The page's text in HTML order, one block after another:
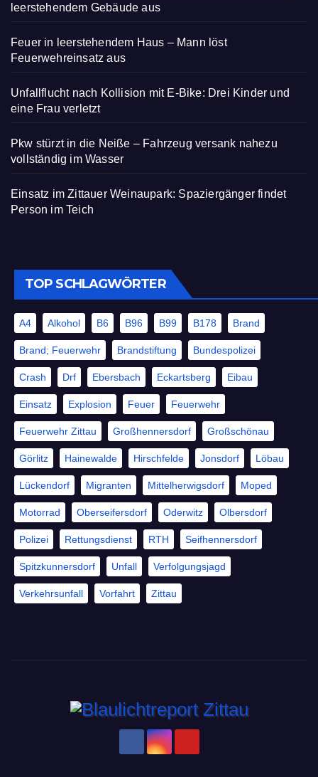
leerstehendem Gebäude aus
Feuer in leerstehendem Haus – Mann löst
Feuerwehreinsatz aus
Unfallflucht nach Kollision mit E-Bike: Drei Kinder und
eine Frau verletzt
Pkw stürzt in die Neiße – Fahrzeug versank nahezu
vollständig im Wasser
Einsatz im Zittauer Weinaupark: Spaziergänger findet
Person im Teich
TOP SCHLAGWÖRTER
A4 Alkohol B6 B96 B99 B178 Brand
Brand; Feuerwehr Brandstiftung Bundespolizei
Crash Drf Ebersbach Eckartsberg Eibau
Einsatz Explosion Feuer Feuerwehr
Feuerwehr Zittau Großhennersdorf Großschönau
Görlitz Hainewalde Hirschfelde Jonsdorf Löbau
Lückendorf Migranten Mittelherwigsdorf Moped
Motorrad Oberseifersdorf Oderwitz Olbersdorf
Polizei Rettungsdienst RTH Seifhennersdorf
Spitzkunnersdorf Unfall Verfolgungsjagd
Verkehrsunfall Vorfahrt Zittau